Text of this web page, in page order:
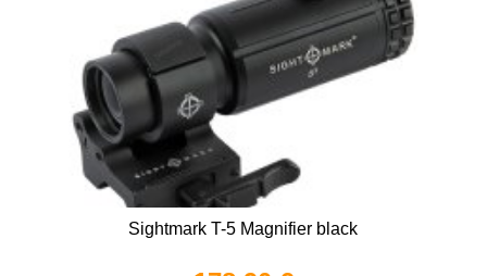
Sightmark T-5 Magnifier black